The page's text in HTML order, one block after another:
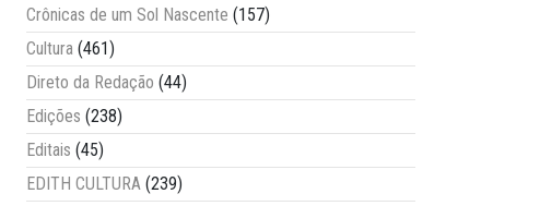
Crônicas de um Sol Nascente (157)
Cultura (461)
Direto da Redação (44)
Edições (238)
Editais (45)
EDITH CULTURA (239)